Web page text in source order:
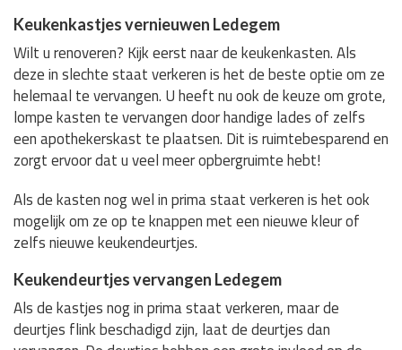
Keukenkastjes vernieuwen Ledegem
Wilt u renoveren? Kijk eerst naar de keukenkasten. Als
deze in slechte staat verkeren is het de beste optie om ze
helemaal te vervangen. U heeft nu ook de keuze om grote,
lompe kasten te vervangen door handige lades of zelfs
een apothekerskast te plaatsen. Dit is ruimtebesparend en
zorgt ervoor dat u veel meer opbergruimte hebt!
Als de kasten nog wel in prima staat verkeren is het ook
mogelijk om ze op te knappen met een nieuwe kleur of
zelfs nieuwe keukendeurtjes.
Keukendeurtjes vervangen Ledegem
Als de kastjes nog in prima staat verkeren, maar de
deurtjes flink beschadigd zijn, laat de deurtjes dan